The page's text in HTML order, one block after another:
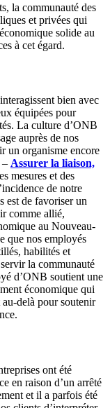
la communauté des
et privées qui
solide au
à cet égard.
bien avec
équipées pour
La culture d’ONB
auprès de nos
un organisme encore
– Assurer la liaison,
mesures et des
de notre
est de favoriser un
comme allié,
au Nouveau-
que nos employés
habilités et
la communauté
d’ONB soutient une
économique qui
delà pour soutenir
ont été
en raison d’un arrêté
et il a parfois été